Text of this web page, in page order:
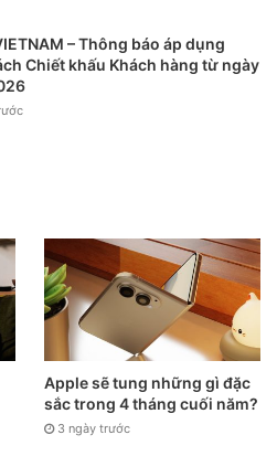
RAM 6GB và bộ nhớ trong lên
– Thông báo áp dụng
Chiết khấu Khách hàng từ ngày
Apple sẽ tung những gì đặc
sắc trong 4 tháng cuối năm?
3 ngày trước